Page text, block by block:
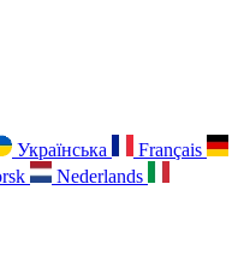
Українська
Français
Nederlands